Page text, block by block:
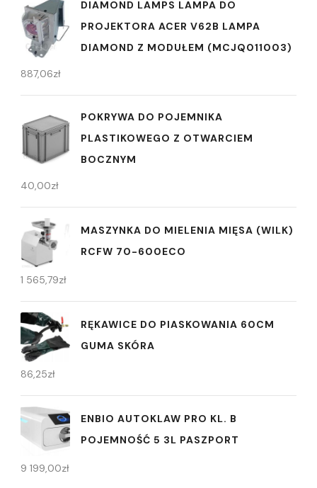
DIAMOND LAMPS LAMPA DO
PROJEKTORA ACER V62B LAMPA
DIAMOND Z MODUŁEM (MCJQ011003)
887,06zł
POKRYWA DO POJEMNIKA
PLASTIKOWEGO Z OTWARCIEM
BOCZNYM
40,00zł
MASZYNKA DO MIELENIA MIĘSA (WILK)
RCFW 70-600ECO
1 565,79zł
RĘKAWICE DO PIASKOWANIA 60CM
GUMA SKÓRA
86,25zł
ENBIO AUTOKLAW PRO KL. B
POJEMNOŚĆ 5 3L PASZPORT
9 199,00zł